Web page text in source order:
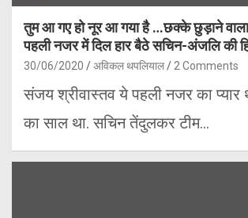
तुम आ गए हो नूर आ गया है …छक्के छुड़ाने
पहली नजर में दिल हार बैठे सचिन-अंजलि की
30/06/2020 अविकल थपलियाल 2 Comments
संजय श्रीवास्तव ये पहली नजर का प्यार
का साल था. सचिन तेंदुलकर टीम…